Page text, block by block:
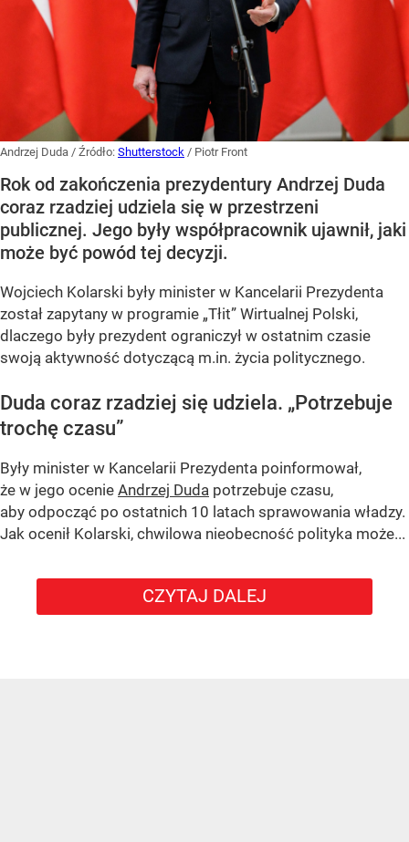
Andrzej Duda / Źródło: Shutterstock / Piotr Front
Rok od zakończenia prezydentury Andrzej Duda
coraz rzadziej udziela się w przestrzeni
publicznej. Jego były współpracownik ujawnił, jaki
może być powód tej decyzji.
Wojciech Kolarski były minister w Kancelarii Prezydenta
został zapytany w programie „Tłit” Wirtualnej Polski,
dlaczego były prezydent ograniczył w ostatnim czasie
swoją aktywność dotyczącą m.in. życia politycznego.
Duda coraz rzadziej się udziela. „Potrzebuje
trochę czasu”
Były minister w Kancelarii Prezydenta poinformował,
że w jego ocenie Andrzej Duda potrzebuje czasu,
aby odpocząć po ostatnich 10 latach sprawowania władzy.
Jak ocenił Kolarski, chwilowa nieobecność polityka może...
CZYTAJ DALEJ